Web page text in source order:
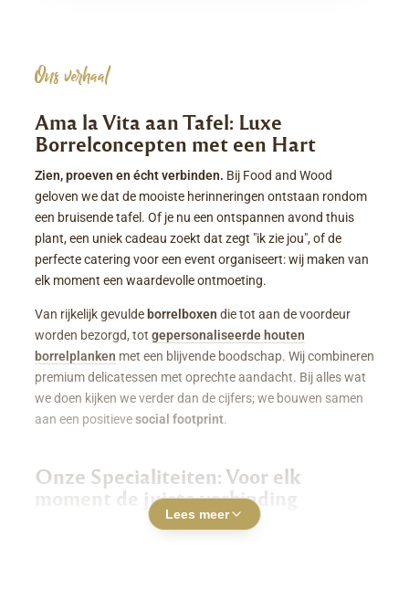
Ons verhaal
Ama la Vita aan Tafel: Luxe
Borrelconcepten met een Hart
Zien, proeven en écht verbinden. Bij Food and Wood
geloven we dat de mooiste herinneringen ontstaan rondom
een bruisende tafel. Of je nu een ontspannen avond thuis
plant, een uniek cadeau zoekt dat zegt "ik zie jou", of de
perfecte catering voor een event organiseert: wij maken van
elk moment een waardevolle ontmoeting.
Van rijkelijk gevuldeborrelboxen die tot aan de voordeur
worden bezorgd, tot gepersonaliseerde houten
borrelplanken met een blijvende boodschap. Wij combineren
premium delicatessen met oprechte aandacht. Bij alles wat
we doen kijken we verder dan de cijfers; we bouwen samen
aan een positievesocial footprint.
Onze Specialiteiten: Voor elk
moment de juiste verbinding
Luxe Borrelboxen & Borrelpakketten
Lees meer